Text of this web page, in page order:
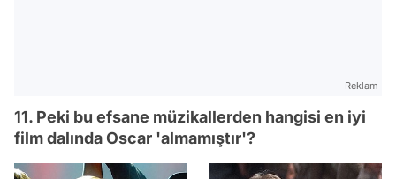
Reklam
11. Peki bu efsane müzikallerden hangisi en iyi
film dalında Oscar 'almamıştır'?